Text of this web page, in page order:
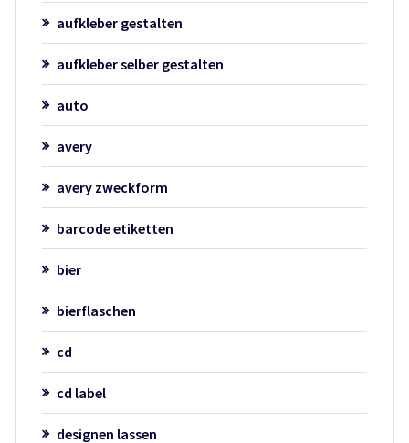
aufkleber gestalten
aufkleber selber gestalten
auto
avery
avery zweckform
barcode etiketten
bier
bierflaschen
cd
cd label
designen lassen